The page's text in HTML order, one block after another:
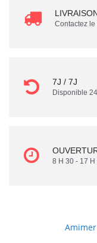
Contactez
7J / 7J
Disponible
8 H 30 - 17 H